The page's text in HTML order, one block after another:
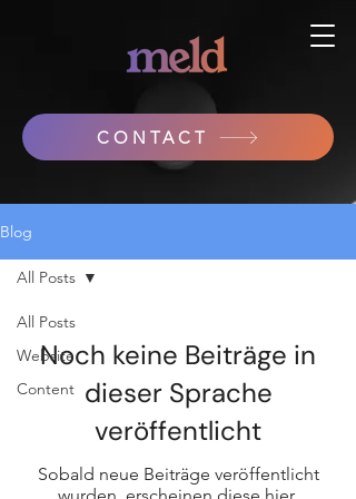
CONTACT
Blog
All Posts
Website
Content
All Posts
Noch keine Beiträge in
dieser Sprache
veröffentlicht
Sobald neue Beiträge veröffentlicht